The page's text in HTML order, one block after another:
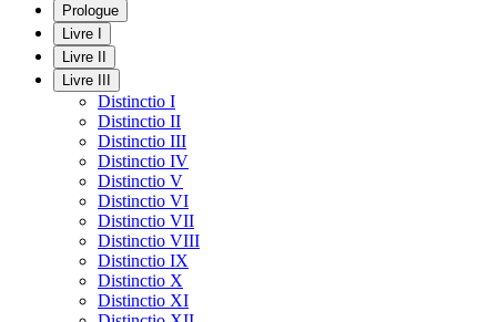
Prologue
Livre I
Livre II
Livre III
Distinctio I
Distinctio II
Distinctio III
Distinctio IV
Distinctio V
Distinctio VI
Distinctio VII
Distinctio VIII
Distinctio IX
Distinctio X
Distinctio XI